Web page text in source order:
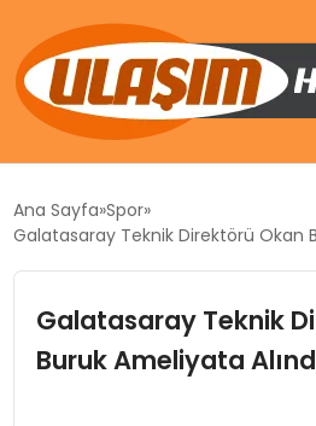
DÜNYA
Ana Sayfa Spor
Galatasaray Teknik Direktörü Okan
Galatasaray Teknik
Buruk Ameliyata